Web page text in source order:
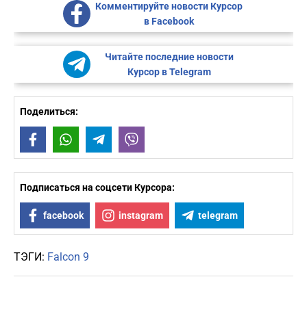
Комментируйте новости Курсор
в Facebook
Читайте последние новости
Курсор в Telegram
Поделиться:
FacebookWhatsAppTelegram
Подписаться на соцсети Курсора:
facebook instagram telegram
ТЭГИ: Falcon 9